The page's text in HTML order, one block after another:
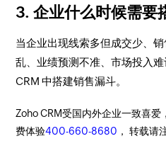
3. 企业什么时候需要
当企业出现线索多但成交少、
乱、业绩预测不准、市场投入
CRM 中搭建销售漏斗。
Zoho CRM受国内外企业一致喜
费体验400-660-8680 ， 转载请